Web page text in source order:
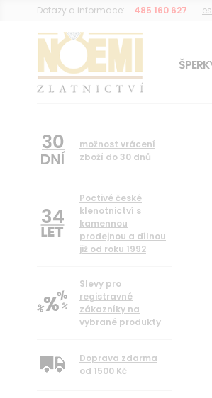
Dotazy a informace: 485 160 627
možnost vrácení
zboží do 30 dnů
34
Poctivé české
klenotnictví s
kamennou
prodejnou a dílnou
již od roku 1992
Slevy pro
registravné
zákazníky na
vybrané produkty
Doprava zdarma
od 1500 Kč